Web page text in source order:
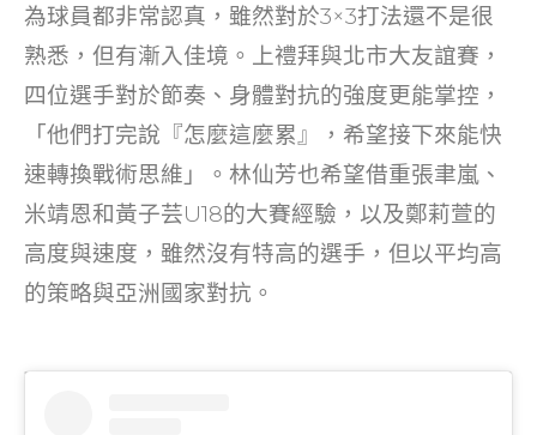
為球員都非常認真，雖然對於3×3打法還不是很
熟悉，但有漸入佳境。上禮拜與北市大友誼賽，
四位選手對於節奏、身體對抗的強度更能掌控，
「他們打完說『怎麼這麼累』，希望接下來能快
速轉換戰術思維」。林仙芳也希望借重張聿嵐、
米靖恩和黃子芸U18的大賽經驗，以及鄭莉萱的
高度與速度，雖然沒有特高的選手，但以平均高
的策略與亞洲國家對抗。